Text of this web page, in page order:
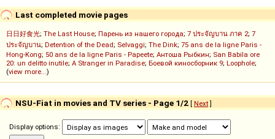
Last completed movie pages
日日好食光; The Last House; Парень из нашего города; 7 ประจัญบาน ภาค 2; 7
ประจัญบาน; Detention of the Dead; Selvaggi; The Dink; 75 ans de la ligne Paris -
Hong-Kong; 50 ans de la ligne Paris - Papeete; Антоша Рыбкин; San Babila ore
20: un delitto inutile; A Stranger in Paradise; Боевой киносборник 9; Loophole;
(view more...)
NSU-Fiat in movies and TV series - Page 1/2 [ Next]
Display options: